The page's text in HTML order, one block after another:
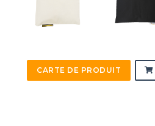
CARTE DE PRODUIT